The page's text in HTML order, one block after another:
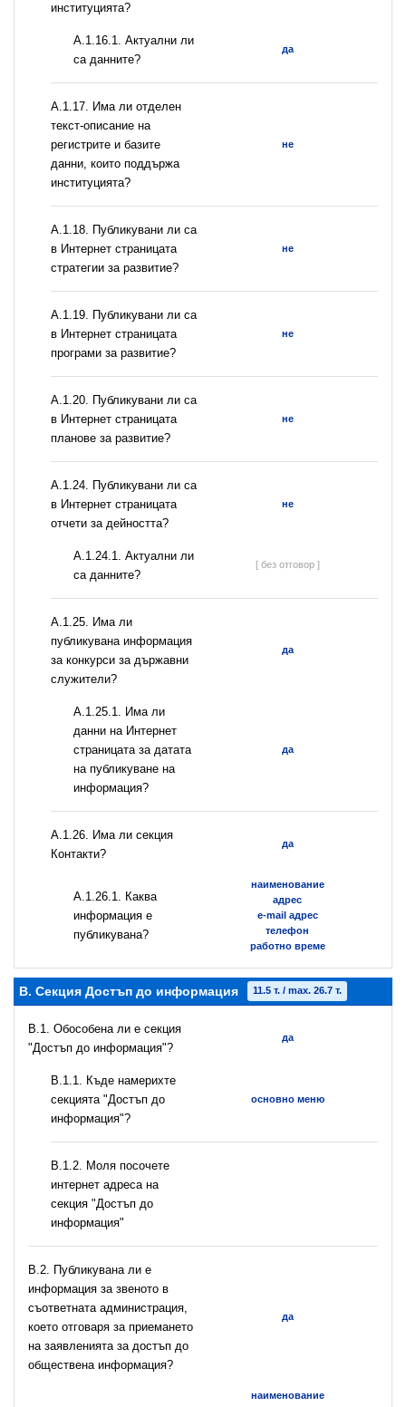
институцията?
A.1.16.1. Актуални ли
са данните?
да
А.1.17. Има ли отделен
текст-описание на
регистрите и базите
данни, които поддържа
институцията?
не
А.1.18. Публикувани ли са
в Интернет страницата
стратегии за развитие?
не
А.1.19. Публикувани ли са
в Интернет страницата
програми за развитие?
не
А.1.20. Публикувани ли са
в Интернет страницата
планове за развитие?
не
А.1.24. Публикувани ли са
в Интернет страницата
отчети за дейността?
не
A.1.24.1. Актуални ли
са данните?
[ без отговор ]
А.1.25. Има ли
публикувана информация
за конкурси за държавни
служители?
да
A.1.25.1. Има ли
данни на Интернет
страницата за датата
на публикуване на
информация?
да
А.1.26. Има ли секция
Контакти?
да
А.1.26.1. Каква
информация е
публикувана?
наименование
адрес
e-mail адрес
телефон
работно време
B. Секция Достъп до информация 11.5 т. / max. 26.7 т.
В.1. Обособена ли е секция
"Достъп до информация"?
да
В.1.1. Къде намерихте
секцията "Достъп до
информация"?
основно меню
B.1.2. Моля посочете
интернет адреса на
секция "Достъп до
информация"
В.2. Публикувана ли е
информация за звеното в
съответната администрация,
което отговаря за приемането
на заявленията за достъп до
обществена информация?
да
наименование